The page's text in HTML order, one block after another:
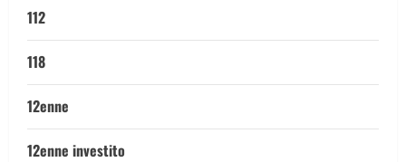
112
118
12enne
12enne investito